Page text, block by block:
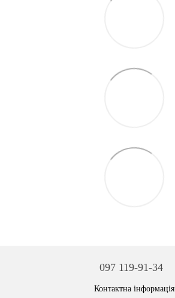
097 119-91-34
Контактна інформація